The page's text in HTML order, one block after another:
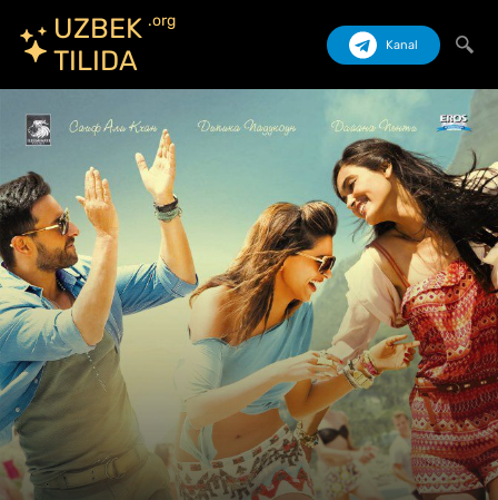
UZBEK
TILIDA
.org
Kanal
Izlash